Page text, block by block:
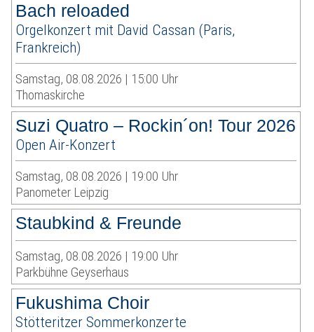
Bach reloaded
Orgelkonzert mit David Cassan (Paris,
Frankreich)
Samstag, 08.08.2026 | 15:00 Uhr
Thomaskirche
Suzi Quatro – Rockin´on! Tour 2026
Open Air-Konzert
Samstag, 08.08.2026 | 19:00 Uhr
Panometer Leipzig
Staubkind & Freunde
Samstag, 08.08.2026 | 19:00 Uhr
Parkbühne Geyserhaus
Fukushima Choir
Stötteritzer Sommerkonzerte